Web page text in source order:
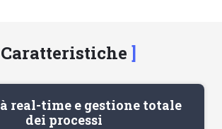
Caratteristiche
real-time e gestione totale
dei processi